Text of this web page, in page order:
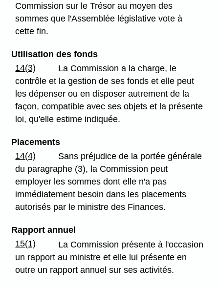
Commission sur le Trésor au moyen des
sommes que l'Assemblée législative vote à
cette fin.
Utilisation des fonds
14(3)
La Commission a la charge, le
contrôle et la gestion de ses fonds et elle peut
les dépenser ou en disposer autrement de la
façon, compatible avec ses objets et la présente
loi, qu'elle estime indiquée.
Placements
14(4)
Sans préjudice de la portée générale
du paragraphe (3), la Commission peut
employer les sommes dont elle n'a pas
immédiatement besoin dans les placements
autorisés par le ministre des Finances.
Rapport annuel
15(1)
La Commission présente à l'occasion
un rapport au ministre et elle lui présente en
outre un rapport annuel sur ses activités.